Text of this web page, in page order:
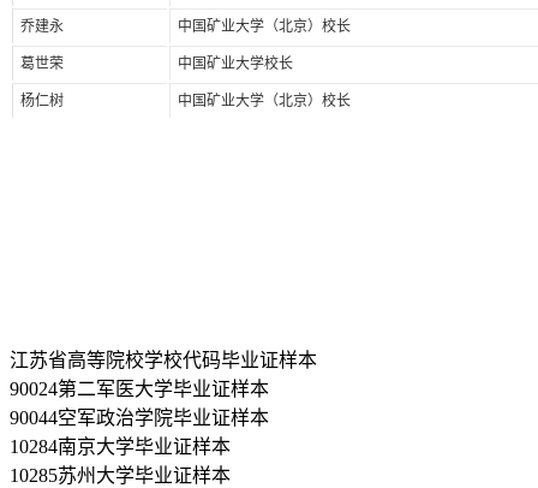
乔建永 中国矿业大学（北京）校长
葛世荣 中国矿业大学校长
杨仁树 中国矿业大学（北京）校长
江苏省高等院校学校代码毕业证样本
90024第二军医大学毕业证样本
90044空军政治学院毕业证样本
10284南京大学毕业证样本
10285苏州大学毕业证样本